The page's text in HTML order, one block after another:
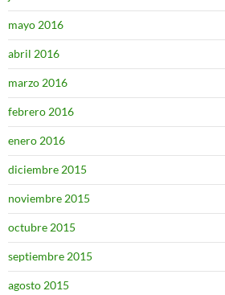
mayo 2016
abril 2016
marzo 2016
febrero 2016
enero 2016
diciembre 2015
noviembre 2015
octubre 2015
septiembre 2015
agosto 2015